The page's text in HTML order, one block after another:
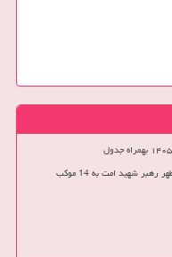
شهید امت به 14 موکب